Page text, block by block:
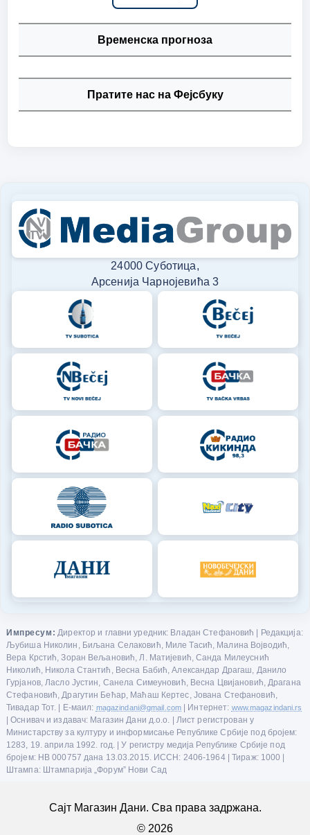
Временска прогноза
Пратите нас на Фејсбуку
24000 Суботица,
Арсенија Чарнојевића 3
Импресум: Директор и главни уредник: Владан Стефановић | Редакција:
Љубиша Николин, Биљана Селаковић, Миле Тасић, Малина Војводић,
Вера Крстић, Зоран Вељановић, Л. Матијевић, Санда Милеуснић
Николић, Никола Стантић, Весна Бабић, Александар Драгаш, Данило
Гурјанов, Ласло Јустин, Санела Симеуновић, Весна Цвијановић, Драгана
Стефановић, Драгутин Бећар, Маћаш Кертес, Јована Стефановић,
Тивадар Тот. | Е-маил: magazindani@gmail.com | Интернет: www.magazindani.rs
| Оснивач и издавач: Магазин Дани д.о.о. | Лист регистрован у
Министарству за културу и информисање Републике Србије под бројем:
1283, 19. априла 1992. год. | У регистру медија Републике Србије под
бројем: НВ 000757 дана 13.03.2015. ИССН: 2406-1964 | Тираж: 1000 |
Штампа: Штампарија „Форум” Нови Сад
Сајт Магазин Дани. Сва права задржана.
© 2026